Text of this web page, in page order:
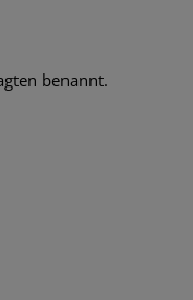
benannt.